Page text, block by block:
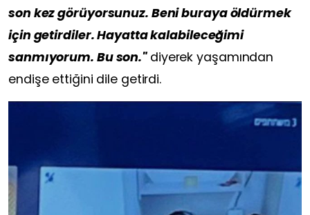
son kez görüyorsunuz. Beni buraya öldürmek
için getirdiler. Hayatta kalabileceğimi
sanmıyorum. Bu son."diyerek yaşamından
endişe ettiğini dile getirdi.